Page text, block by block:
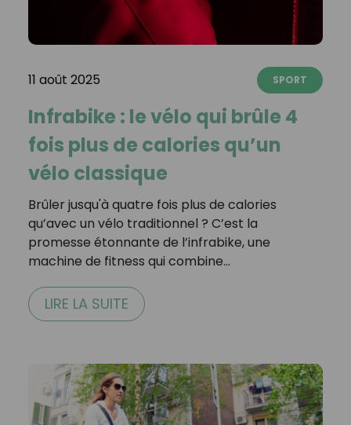
11 août 2025 SPORT
Infrabike : le vélo qui brûle 4
fois plus de calories qu’un
vélo classique
Brûler jusqu'à quatre fois plus de calories
qu’avec un vélo traditionnel ? C’est la
promesse étonnante de l’infrabike, une
machine de fitness qui combine…
LIRE LA SUITE